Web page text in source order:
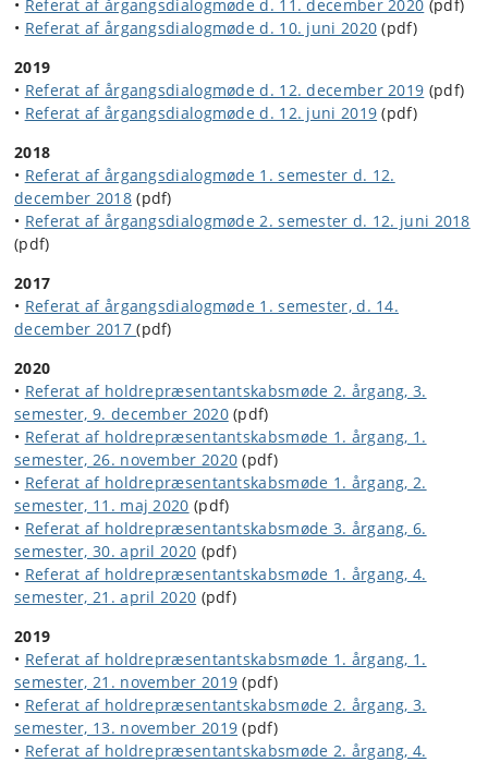
• Referat af årgangsdialogmøde d. 11. december 2020 (pdf)
• Referat af årgangsdialogmøde d. 10. juni 2020 (pdf)
2019
• Referat af årgangsdialogmøde d. 12. december 2019 (pdf)
• Referat af årgangsdialogmøde d. 12. juni 2019 (pdf)
2018
• Referat af årgangsdialogmøde 1. semester d. 12.
december 2018(pdf)
• Referat af årgangsdialogmøde 2. semester d. 12. juni 2018
(pdf)
2017
• Referat af årgangsdialogmøde 1. semester, d. 14.
december 2017(pdf)
2020
• Referat af holdrepræsentantskabsmøde 2. årgang, 3.
semester, 9. december 2020(pdf)
• Referat af holdrepræsentantskabsmøde 1. årgang, 1.
semester, 26. november 2020 (pdf)
• Referat af holdrepræsentantskabsmøde 1. årgang, 2.
semester, 11. maj 2020 (pdf)
• Referat af holdrepræsentantskabsmøde 3. årgang, 6.
semester, 30. april 2020 (pdf)
• Referat af holdrepræsentantskabsmøde 1. årgang, 4.
semester, 21. april 2020 (pdf)
2019
• Referat af holdrepræsentantskabsmøde 1. årgang, 1.
semester, 21. november 2019 (pdf)
• Referat af holdrepræsentantskabsmøde 2. årgang, 3.
semester, 13. november 2019 (pdf)
• Referat af holdrepræsentantskabsmøde 2. årgang, 4.